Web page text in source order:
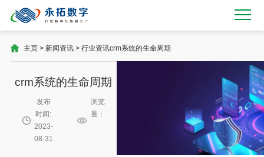
主页> 新闻资讯> 行业资讯crm系统的生命周期
crm系统的生命周期
发布
时间:
2023-
08-31
浏览
量：